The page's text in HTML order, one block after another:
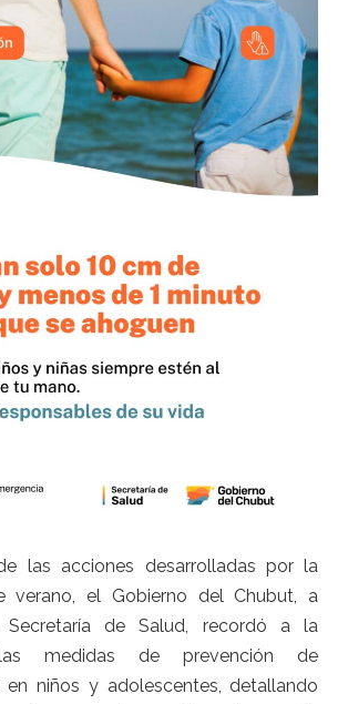
las acciones desarrolladas por la
verano, el Gobierno del Chubut, a
de Salud, recordó a la
medidas de prevención de
en niños y adolescentes, detallando